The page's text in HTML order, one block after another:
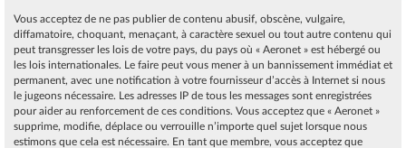
Vous acceptez de ne pas publier de contenu abusif, obscène, vulgaire,
diffamatoire, choquant, menaçant, à caractère sexuel ou tout autre contenu qui
peut transgresser les lois de votre pays, du pays où « Aeronet » est hébergé ou
les lois internationales. Le faire peut vous mener à un bannissement immédiat et
permanent, avec une notification à votre fournisseur d’accès à Internet si nous
le jugeons nécessaire. Les adresses IP de tous les messages sont enregistrées
pour aider au renforcement de ces conditions. Vous acceptez que « Aeronet »
supprime, modifie, déplace ou verrouille n’importe quel sujet lorsque nous
estimons que cela est nécessaire. En tant que membre, vous acceptez que